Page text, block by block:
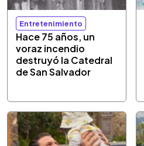
Entretenimiento
Hace 75 años, un
voraz incendio
destruyó la Catedral
de San Salvador